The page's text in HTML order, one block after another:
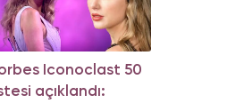
Iconoclast 50
açıklandı: